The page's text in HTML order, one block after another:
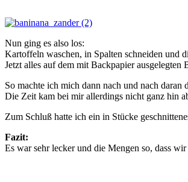
Nun ging es also los:
Kartoffeln waschen, in Spalten schneiden und
Jetzt alles auf dem mit Backpapier
So machte ich mich dann nach und nach
Die Zeit kam bei mir allerdings nicht ganz hin
Zum Schluß hatte ich ein in Stücke
Fazit:
Es war sehr lecker und die Mengen so, dass